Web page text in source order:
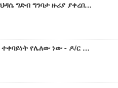
ኢትዮጵያ በታላቁ ህዳሴ ግድብ ግንባታ ዙሪያ ያቀረበችው ሀሳብ ተጠቃሚነትን መሰረት ያደረገ መሆኑን አለማቀፍ የዉሃ አጥኝዎች ተናገሩ ።
የአሜሪካ መግለጫ ተቀባይነት የሌለው ነው - ዶ/ር ያዕቆብ አርሳኖ